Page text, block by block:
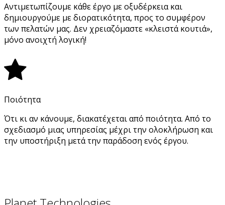
Αντιμετωπίζουμε κάθε έργο με οξυδέρκεια και
δημιουργούμε με διορατικότητα, προς το συμφέρον
των πελατών μας. Δεν χρειαζόμαστε «κλειστά κουτιά»,
μόνο ανοιχτή λογική!
Ποιότητα
Ότι κι αν κάνουμε, διακατέχεται από ποιότητα. Από το
σχεδιασμό μιας υπηρεσίας μέχρι την ολοκλήρωση και
την υποστήριξη μετά την παράδοση ενός έργου.